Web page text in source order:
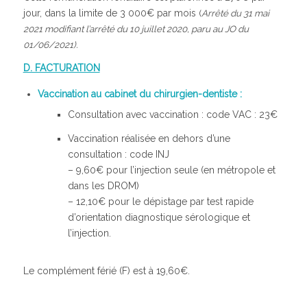
jour, dans la limite de 3 000€ par mois (Arrêté du 31 mai
2021 modifiant l’arrêté du 10 juillet 2020, paru au JO du
01/06/2021).
D. FACTURATION
Vaccination au cabinet du chirurgien-dentiste :
Consultation avec vaccination : code VAC : 23€
Vaccination réalisée en dehors d’une
consultation : code INJ
– 9,60€ pour l’injection seule (en métropole et
dans les DROM)
– 12,10€ pour le dépistage par test rapide
d’orientation diagnostique sérologique et
l’injection.
Le complément férié (F) est à 19,60€.